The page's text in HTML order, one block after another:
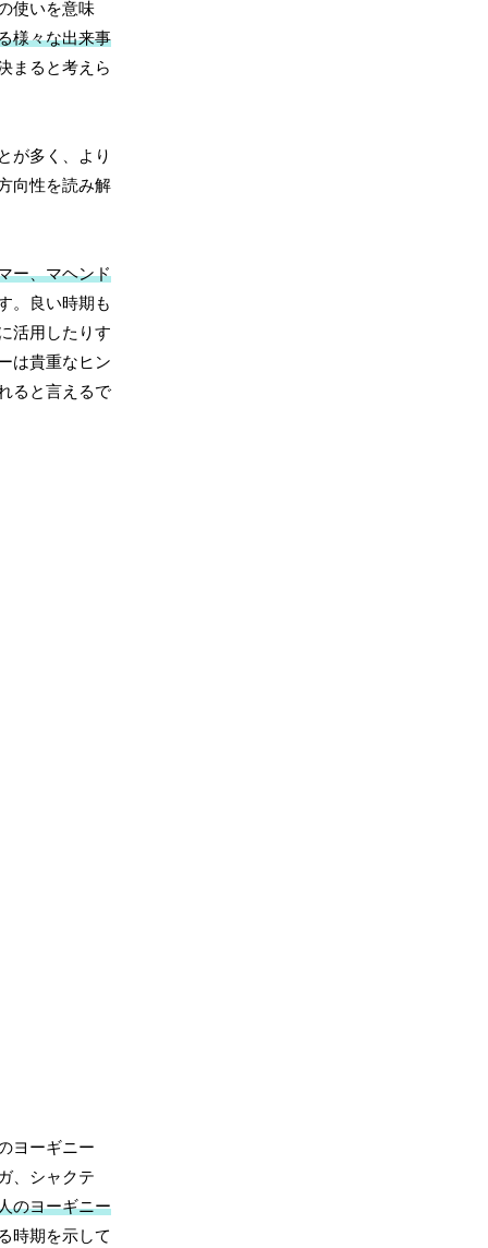
使いを意味
様々な出来事
まると考えら
が多く、より
向性を読み解
ー、マヘンド
。良い時期も
活用したりす
は貴重なヒン
ると言えるで
ヨーギニー
、シャクテ
のヨーギニー
時期を示して